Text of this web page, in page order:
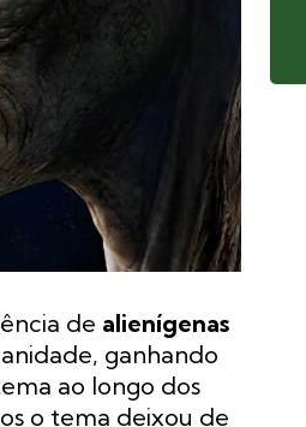
de alienígenas
ganhando
ao longo dos
o tema deixou de